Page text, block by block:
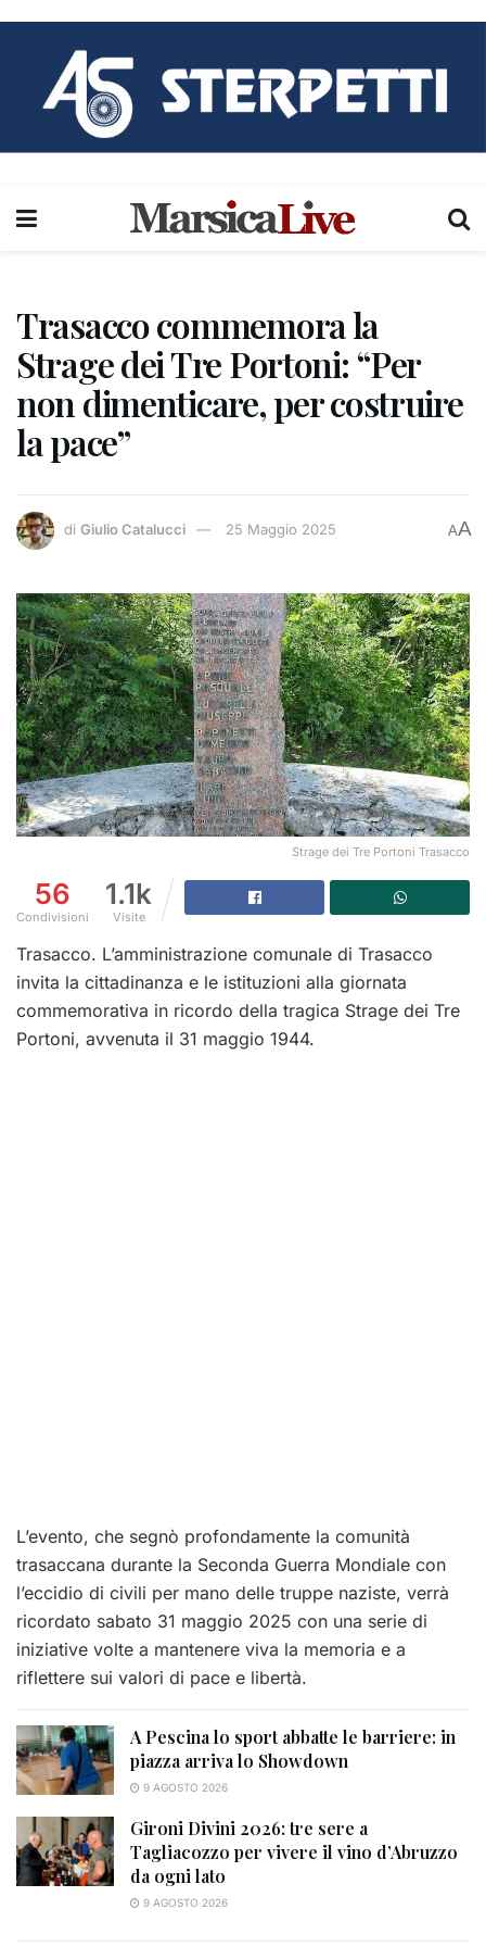
Trasacco commemora la
Strage dei Tre Portoni: “Per
non dimenticare, per costruire
la pace”
di Giulio Catalucci 25 Maggio 2025 AA
Strage dei Tre Portoni Trasacco
56
Condivisioni
1.1k
Visite
Trasacco. L’amministrazione comunale di Trasacco
invita la cittadinanza e le istituzioni alla giornata
commemorativa in ricordo della tragica Strage dei Tre
Portoni, avvenuta il 31 maggio 1944.
L’evento, che segnò profondamente la comunità
trasaccana durante la Seconda Guerra Mondiale con
l’eccidio di civili per mano delle truppe naziste, verrà
ricordato sabato 31 maggio 2025 con una serie di
iniziative volte a mantenere viva la memoria e a
riflettere sui valori di pace e libertà.
A Pescina lo sport abbatte le barriere: in
piazza arriva lo Showdown
9 AGOSTO 2026
Gironi Divini 2026: tre sere a
Tagliacozzo per vivere il vino d’Abruzzo
da ogni lato
9 AGOSTO 2026